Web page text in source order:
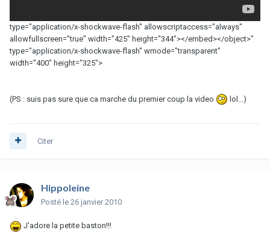
type="application/x-shockwave-flash" allowscriptaccess="always"
allowfullscreen="true" width="425" height="344"></embed></object>"
type="application/x-shockwave-flash" wmode="transparent"
width="400" height="325">
(PS : suis pas sure que ca marche du premier coup la video lol...)
Citer
Hippoleine
Posté le 26 janvier 2010
J'adore la petite baston!!!